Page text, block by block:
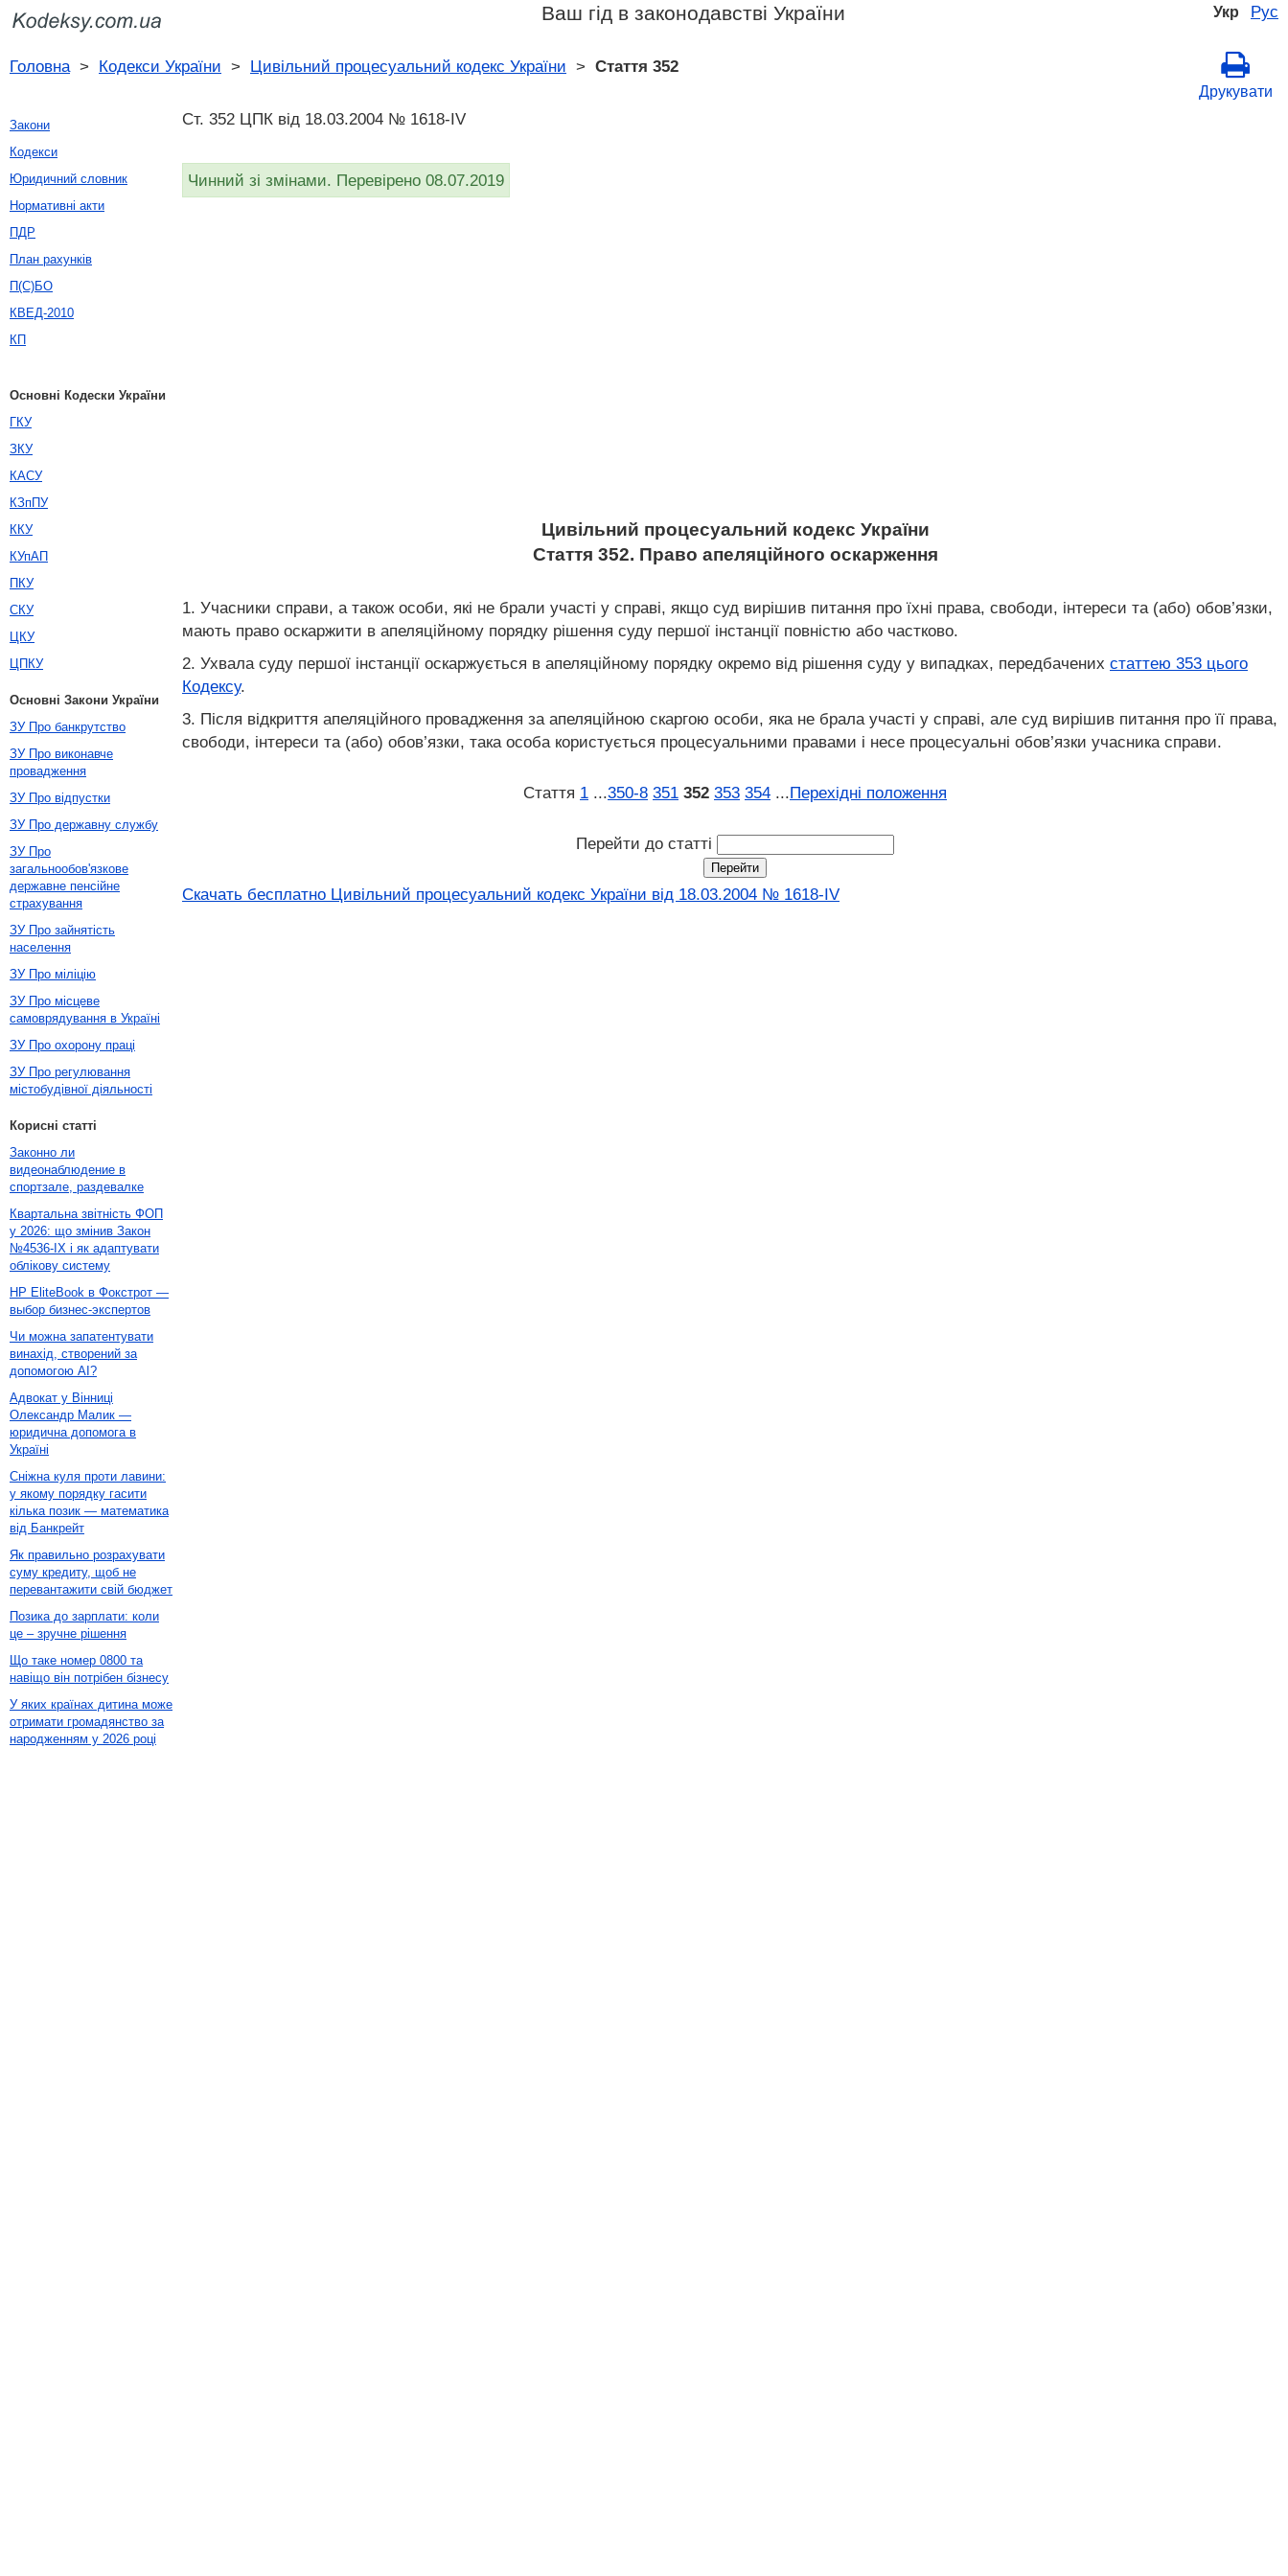
Укр Рус
Ваш гід в законодавстві України
Головна> Кодекси України > Цивільний процесуальний кодекс України > Стаття 352
Друкувати
Ст. 352 ЦПК від 18.03.2004 № 1618-IV
Чинний зі змінами. Перевірено 08.07.2019
Цивільний процесуальний кодекс України
Стаття 352. Право апеляційного оскарження
1. Учасники справи, а також особи, які не брали участі у справі, якщо суд вирішив питання про їхні права, свободи, інтереси та (або) обов’язки,
мають право оскаржити в апеляційному порядку рішення суду першої інстанції повністю або частково.
2. Ухвала суду першої інстанції оскаржується в апеляційному порядку окремо від рішення суду у випадках, передбачених статтею 353 цього
Кодексу.
3. Після відкриття апеляційного провадження за апеляційною скаргою особи, яка не брала участі у справі, але суд вирішив питання про її права,
свободи, інтереси та (або) обов’язки, така особа користується процесуальними правами і несе процесуальні обов’язки учасника справи.
Стаття 1 ...350‑8 351 352 353 354 ...Перехідні положення
Перейти до статті
Скачать бесплатно Цивільний процесуальний кодекс України від 18.03.2004 № 1618-IV
Закони
Кодекси
Юридичний словник
Нормативні акти
ПДР
План рахунків
П(С)БО
КВЕД-2010
КП
Основні Кодески України
ГКУ
ЗКУ
КАСУ
КЗпПУ
ККУ
КУпАП
ПКУ
СКУ
ЦКУ
ЦПКУ
Основні Закони України
ЗУ Про банкрутство
ЗУ Про виконавче
провадження
ЗУ Про відпустки
ЗУ Про державну службу
ЗУ Про
загальнообов'язкове
державне пенсійне
страхування
ЗУ Про зайнятість
населення
ЗУ Про міліцію
ЗУ Про місцеве
самоврядування в Україні
ЗУ Про охорону праці
ЗУ Про регулювання
містобудівної діяльності
Корисні статті
Законно ли
видеонаблюдение в
спортзале, раздевалке
Квартальна звітність ФОП
у 2026: що змінив Закон
№4536-IX і як адаптувати
облікову систему
HP EliteBook в Фокстрот —
выбор бизнес-экспертов
Чи можна запатентувати
винахід, створений за
допомогою AI?
Адвокат у Вінниці
Олександр Малик —
юридична допомога в
Україні
Сніжна куля проти лавини:
у якому порядку гасити
кілька позик — математика
від Банкрейт
Як правильно розрахувати
суму кредиту, щоб не
перевантажити свій бюджет
Позика до зарплати: коли
це – зручне рішення
Що таке номер 0800 та
навіщо він потрібен бізнесу
У яких країнах дитина може
отримати громадянство за
народженням у 2026 році